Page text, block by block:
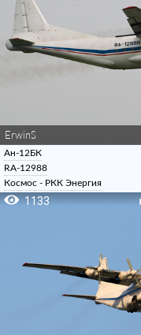
ErwinS
Ан-12БК
RA-12988
Космос - РКК Энергия
1133